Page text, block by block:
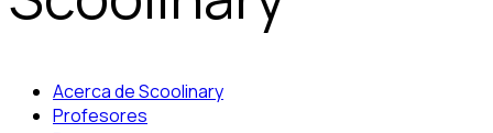
Acerca de Scoolinary
Profesores